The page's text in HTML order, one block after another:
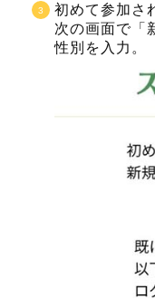
初めて参加さ
次の画面で「
性別を入力。